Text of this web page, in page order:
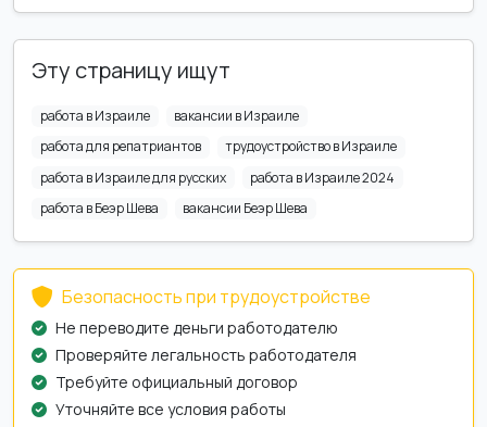
Эту страницу ищут
работа в Израиле
вакансии в Израиле
работа для репатриантов
трудоустройство в Израиле
работа в Израиле для русских
работа в Израиле 2024
работа в Беэр Шева
вакансии Беэр Шева
Безопасность при трудоустройстве
Не переводите деньги работодателю
Проверяйте легальность работодателя
Требуйте официальный договор
Уточняйте все условия работы